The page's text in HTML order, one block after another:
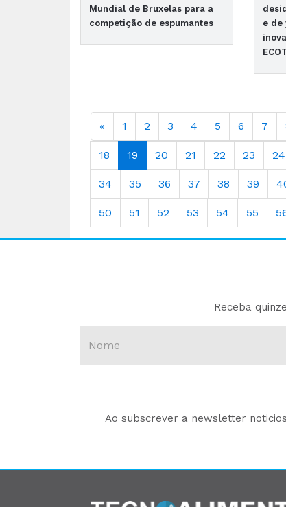
Mundial de Bruxelas para a
competição de espumantes
e de
« 1 2 3 4 5 6 7
18 19 20 21 22 23 24
34 35 36 37 38 39
50 51 52 53 54 55
Receba
Ao subscrever a newsletter